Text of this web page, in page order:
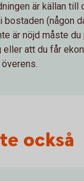
är källan till
bostaden (någon
är nöjd måste
eller att du får
också